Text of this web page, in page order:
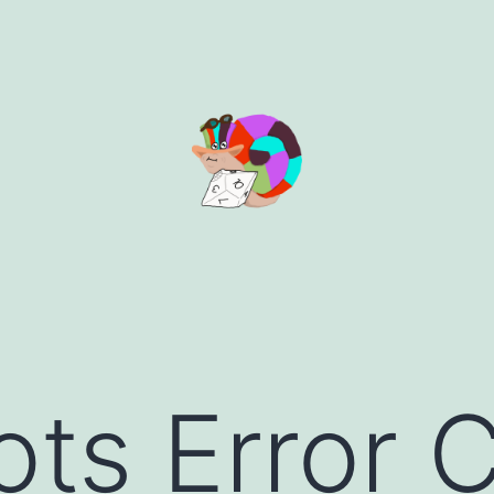
Error